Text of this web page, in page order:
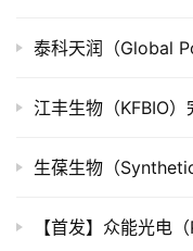
投
泰科天润（Global
江丰生物（KFBIO
生葆生物（
【首发】众能光电